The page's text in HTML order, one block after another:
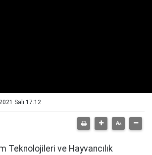
Salı 17:12
Teknolojileri ve Hayvancılık